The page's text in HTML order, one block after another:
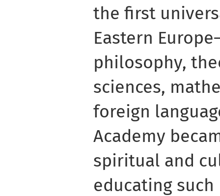
the first
Eastern
philosophy,
sciences,
foreign
Academy
spiritual and
educating